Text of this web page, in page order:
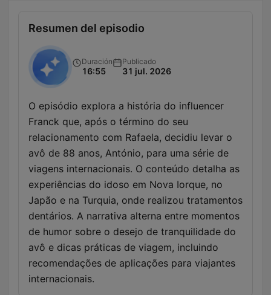
Resumen del episodio
Duración
16:55
Publicado
31 jul. 2026
O episódio explora a história do influencer
Franck que, após o término do seu
relacionamento com Rafaela, decidiu levar o
avô de 88 anos, António, para uma série de
viagens internacionais. O conteúdo detalha as
experiências do idoso em Nova Iorque, no
Japão e na Turquia, onde realizou tratamentos
dentários. A narrativa alterna entre momentos
de humor sobre o desejo de tranquilidade do
avô e dicas práticas de viagem, incluindo
recomendações de aplicações para viajantes
internacionais.